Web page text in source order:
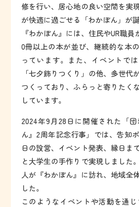
修を行い、居心地の良い空間を実
が快適に過ごせる「わかぼん」が
『わかぼん』には、住民やUR職
0冊以上の本が並び、継続的な本
っています。また、イベントで
「七夕飾りつくり」の他、多世代
つくっており、ふらっと寄りたく
しています。
2024年9月28日に開催された「
ん』2周年記念行事」では、告知
日の設営、イベント発表、縁日ま
と大学生の手作りで実現しました
人が『わかぼん』に訪れ、地域全
した。
このようなイベントや活動を通